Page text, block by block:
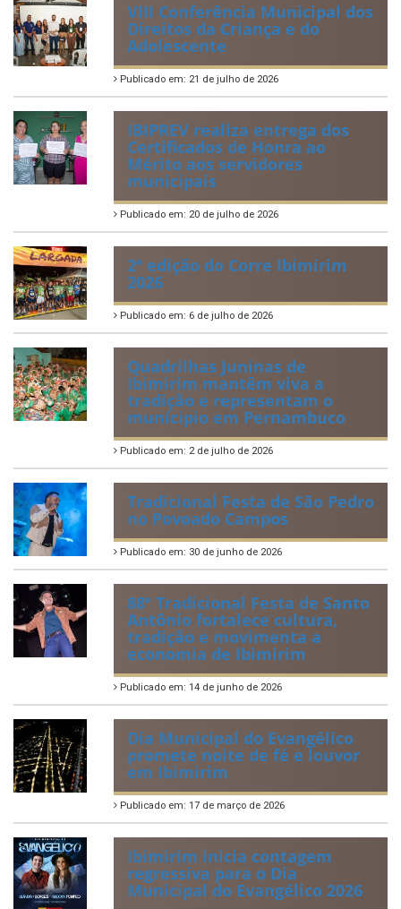
VIII Conferência Municipal dos
Direitos da Criança e do
Adolescente
Publicado em: 21 de julho de 2026
IBIPREV realiza entrega dos
Certificados de Honra ao
Mérito aos servidores
municipais
Publicado em: 20 de julho de 2026
2ª edição do Corre Ibimirim
2026
Publicado em: 6 de julho de 2026
Quadrilhas Juninas de
Ibimirim mantêm viva a
tradição e representam o
munícipio em Pernambuco
Publicado em: 2 de julho de 2026
Tradicional Festa de São Pedro
no Povoado Campos
Publicado em: 30 de junho de 2026
88ª Tradicional Festa de Santo
Antônio fortalece cultura,
tradição e movimenta a
economia de Ibimirim
Publicado em: 14 de junho de 2026
Dia Municipal do Evangélico
promete noite de fé e louvor
em Ibimirim
Publicado em: 17 de março de 2026
Ibimirim inicia contagem
regressiva para o Dia
Municipal do Evangélico 2026